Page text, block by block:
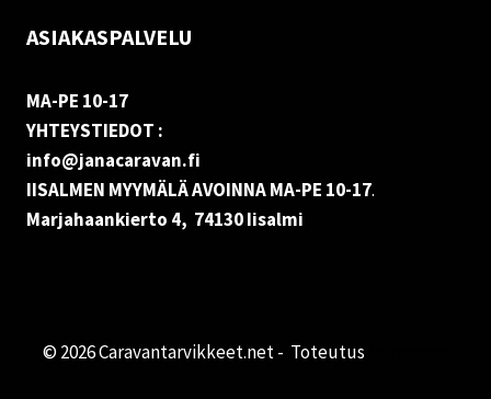
ASIAKASPALVELU
MA-PE 10-17
YHTEYSTIEDOT :
info@janacaravan.fi
IISALMEN MYYMÄLÄ AVOINNA MA-PE 10-17.
Marjahaankierto 4, 74130 Iisalmi
© 2026 Caravantarvikkeet.net - Toteutus